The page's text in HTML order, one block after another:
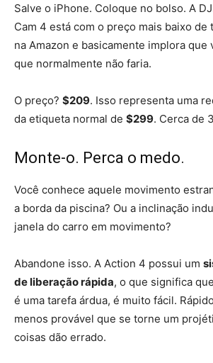
Salve o iPhone. Coloque no bolso. A
Cam 4 está com o preço mais baixo de
na Amazon e basicamente implora que
que normalmente não faria.
O preço? $209. Isso representa uma
da etiqueta normal de $299. Cerca de
Monte-o. Perca o medo.
Você conhece aquele movimento
a borda da piscina? Ou a inclinação
janela do carro em movimento?
Abandone isso. A Action 4 possui um
de liberação rápida, o que significa
é uma tarefa árdua, é muito fácil.
menos provável que se torne um
coisas dão errado.